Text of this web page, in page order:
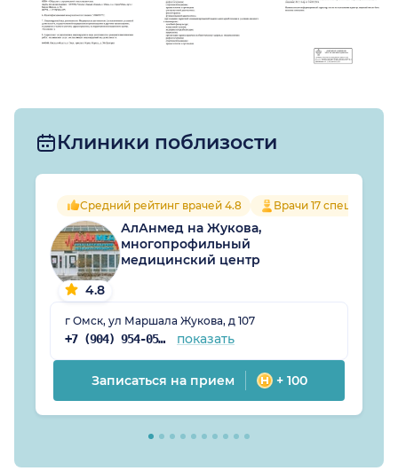
Клиники поблизости
Средний рейтинг врачей 4.8 Врачи 17
4.8
АлАнмед на Жукова,
многопрофильный
медицинский центр
г Омск, ул Маршала Жукова, д 107
+7 (904) 954-05-74 показать
Записаться на прием + 100